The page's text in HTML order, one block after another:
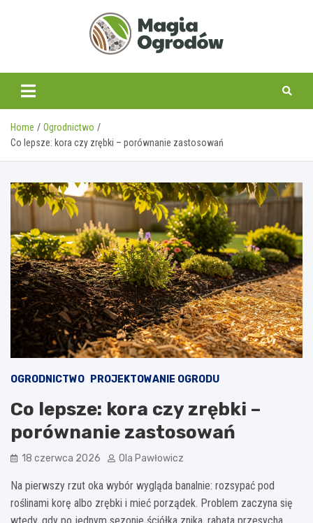
magiaogrodow.pl
Home
Ogrodnictwo
Co lepsze: kora czy zrębki – porównanie zastosowań
OGRODNICTWO PROJEKTOWANIE OGRODU
Co lepsze: kora czy zrębki –
porównanie zastosowań
18 czerwca 2026 Ola Pawłowicz
Na pierwszy rzut oka wybór wygląda banalnie: rozsypać pod
roślinami korę albo zrębki i mieć porządek. Problem zaczyna się